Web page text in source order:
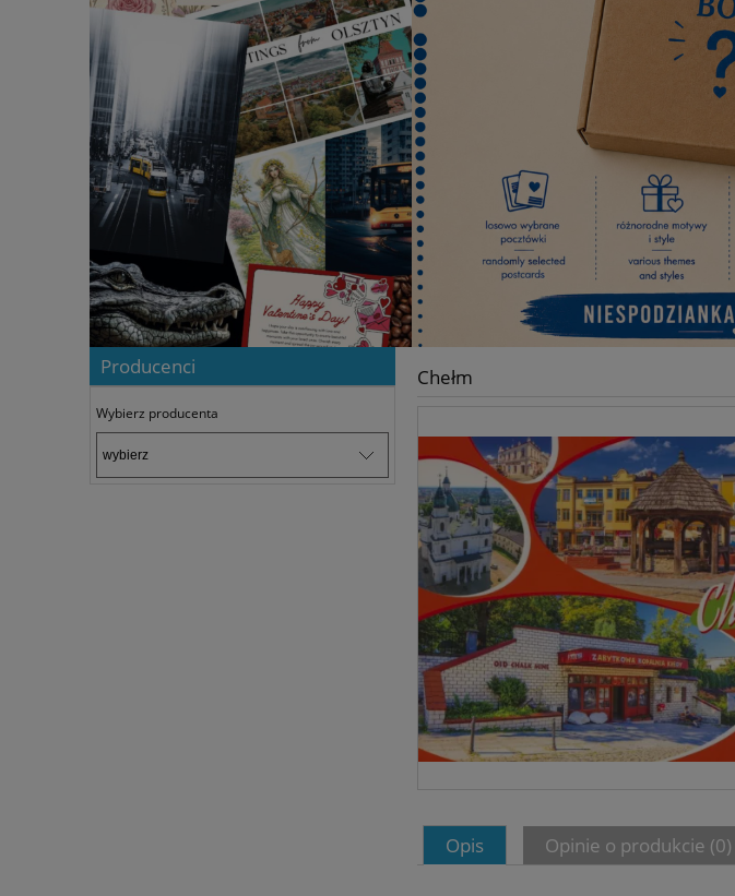
Producenci
Wybierz producenta
Chełm
Opis Opinie o produkcie (0)